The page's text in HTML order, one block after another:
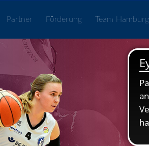
Partner Förderung Team Hamburg